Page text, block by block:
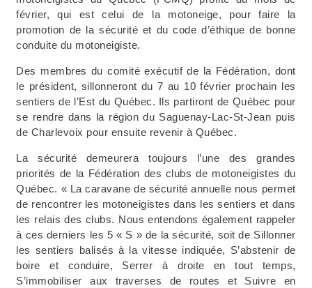
février, qui est celui de la motoneige, pour faire la
promotion de la sécurité et du code d’éthique de bonne
conduite du motoneigiste.
Des membres du comité exécutif de la Fédération, dont
le président, sillonneront du 7 au 10 février prochain les
sentiers de l’Est du Québec. Ils partiront de Québec pour
se rendre dans la région du Saguenay-Lac-St-Jean puis
de Charlevoix pour ensuite revenir à Québec.
La sécurité demeurera toujours l’une des grandes
priorités de la Fédération des clubs de motoneigistes du
Québec. « La caravane de sécurité annuelle nous permet
de rencontrer les motoneigistes dans les sentiers et dans
les relais des clubs. Nous entendons également rappeler
à ces derniers les 5 « S » de la sécurité, soit de Sillonner
les sentiers balisés à la vitesse indiquée, S’abstenir de
boire et conduire, Serrer à droite en tout temps,
S’immobiliser aux traverses de routes et Suivre en